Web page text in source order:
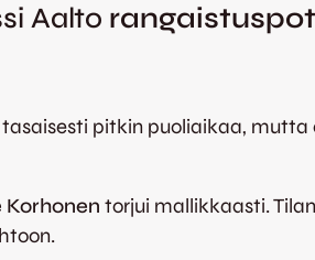
Aalto
pitkin puoliaikaa,
Korhonen torjui mallikkaasti.